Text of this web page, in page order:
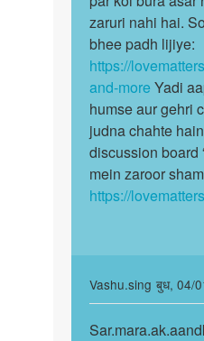
Mansur
zaruri nahi hai.
bhee padh lijiye:
https://
and-more Yadi
humse aur gehri
judna chahte
discussion board
mein zaroor
https://
Vashu.sing बुध, 04/
In
reply
to